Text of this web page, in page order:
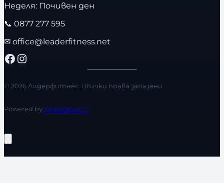
Неделя: Почивен ден
📞 0877 277 595
✉ office@leaderfitness.net
Facebook Instagram
© 2026 Лидерфитнес. Всички права запазени.
Powered byWebStation™